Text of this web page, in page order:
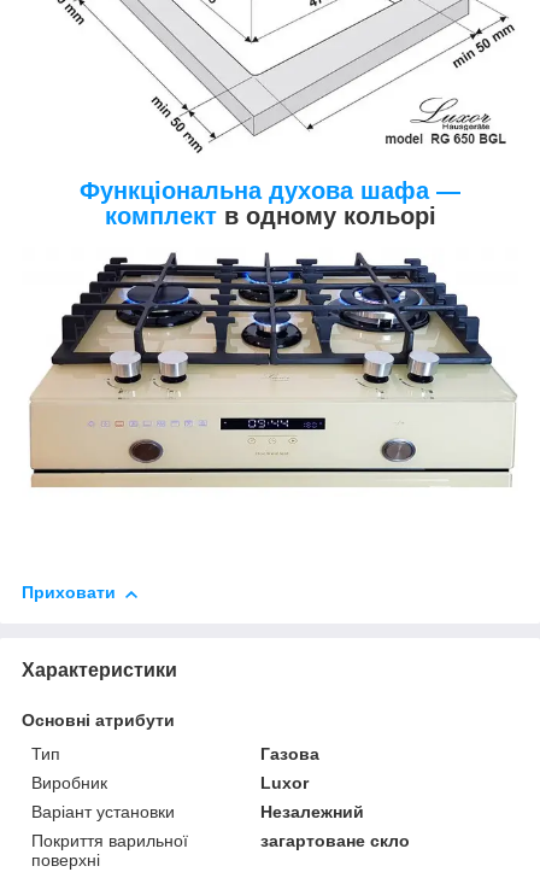
Функціональна духова шафа —
комплектв одному кольорі
Приховати
Характеристики
Основні атрибути
Тип
Газова
Виробник
Luxor
Варіант установки
Незалежний
Покриття варильної
поверхні
загартоване скло